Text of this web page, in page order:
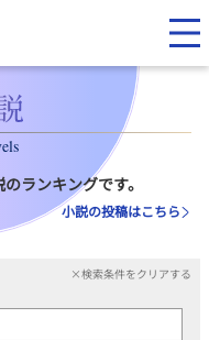
ランキングです。
小説の投稿はこちら
×検索条件をクリアする